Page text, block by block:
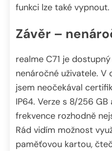
funkci lze také vypnout.
Závěr –
realme C71 je
nenáročné uživatele. V
jsem neočekával
IP64. Verze s 8/256
frekvence rozhodně
Rád vidím možnost
paměťovou kartou,